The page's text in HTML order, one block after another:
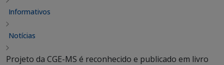
Informativos
Notícias
Projeto da CGE-MS é reconhecido e publicado em livro